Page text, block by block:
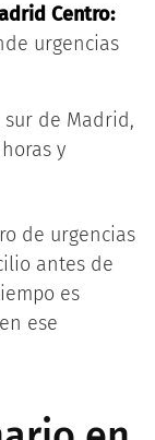
Centro:
urgencias
de Madrid,
y
de urgencias
antes de
es
ese